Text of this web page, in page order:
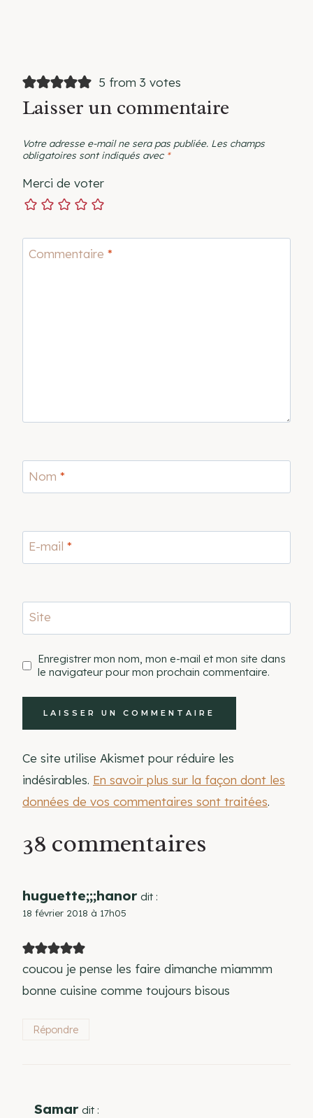
5 from 3 votes
Laisser un commentaire
Votre adresse e-mail ne sera pas publiée. Les champs
obligatoires sont indiqués avec *
Merci de voter
Commentaire *
Nom *
E-mail *
Site
Enregistrer mon nom, mon e-mail et mon site dans
le navigateur pour mon prochain commentaire.
Ce site utilise Akismet pour réduire les
indésirables. En savoir plus sur la façon dont les
données de vos commentaires sont traitées.
38 commentaires
huguette;;;hanor dit :
18 février 2018 à 17h05
coucou je pense les faire dimanche miammm
bonne cuisine comme toujours bisous
Répondre
Samar dit :